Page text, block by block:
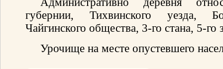
губернии, Тихвинского уезда,
Чайгинского общества, 3-го стана, 5-го
Урочище на месте опустевшего